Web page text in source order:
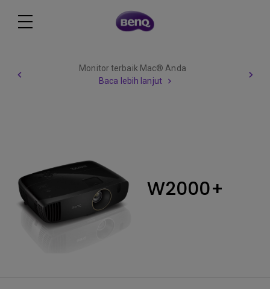
Monitor terbaik Mac® Anda
Baca lebih lanjut
W2000+